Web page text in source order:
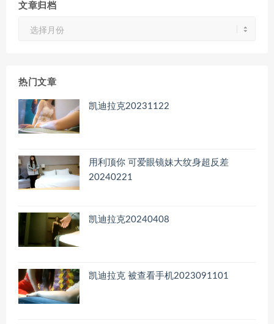
文章归档
热门文章
凯迪拉克20231122
用利顶你 可爱眼镜妹大纹身超反差
20240221
凯迪拉克20240408
凯迪拉克 被查看手机2023091101